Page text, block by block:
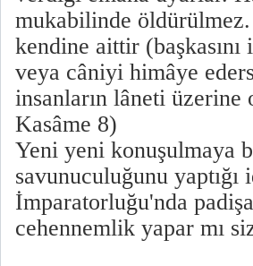
mukabilinde
kendine aittir
veya câniyi himâye
insanların lâneti
Kasâme 8)
Yeni yeni konuşulmaya
savunuculuğunu yaptığı
İmparatorluğu'nda
cehennemlik yapar mı